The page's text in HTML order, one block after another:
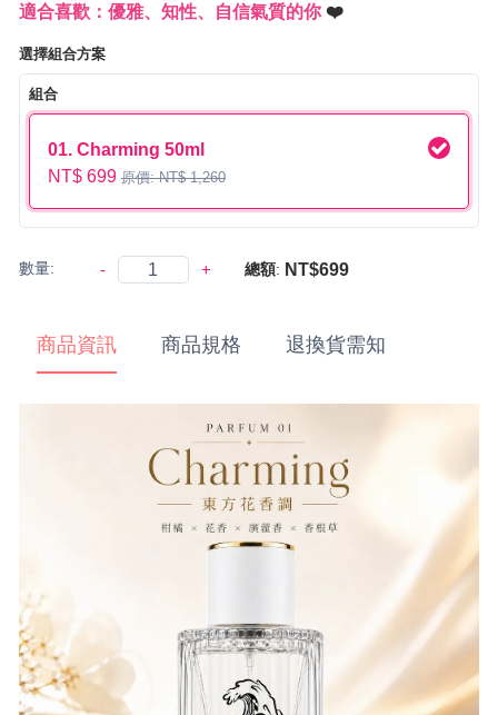
適合喜歡：優雅、知性、自信氣質的你❤️
選擇組合方案
組合
01. Charming 50ml
NT$ 699 原價: NT$ 1,260
數量: - + 總額: NT$699
商品資訊 商品規格 退換貨需知